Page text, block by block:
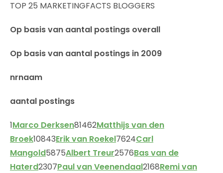
TOP 25 MARKETINGFACTS BLOGGERS
Op basis van aantal postings overall
Op basis van aantal postings in 2009
nrnaam
aantal postings
1Marco Derksen81462Matthijs van den
Broek10843Erik van Roekel7624Carl
Mangold5875Albert Treur2576Bas van de
Haterd2307Paul van Veenendaal2168Remi van